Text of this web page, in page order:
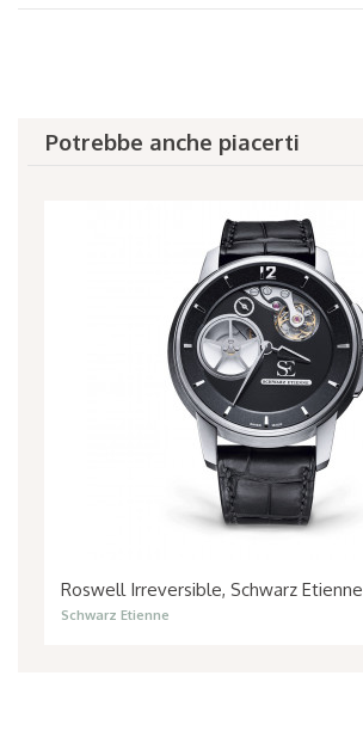
Potrebbe anche piacerti
Roswell Irreversible, Schwarz Etienne
Schwarz Etienne